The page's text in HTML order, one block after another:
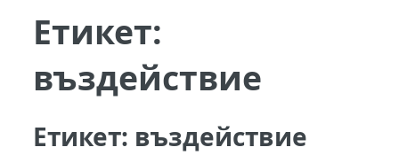
Етикет:
въздействие
Етикет: въздействие